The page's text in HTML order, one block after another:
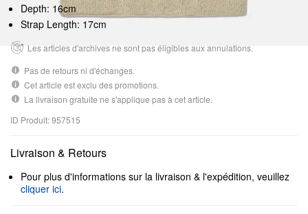
Depth: 16cm
Strap Length: 17cm
Les articles d'archives ne sont pas éligibles aux annulations.
Pas de retours ni d'échanges.
Cet article est exclu des promotions.
La livraison gratuite ne s'applique pas à cet article.
ID Produit: 957515
Livraison & Retours
Pour plus d'informations sur la livraison & l'expédition, veuillez
cliquer ici.